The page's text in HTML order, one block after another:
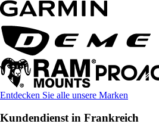
Entdecken Sie alle unsere Marken
Kundendienst in Frankreich